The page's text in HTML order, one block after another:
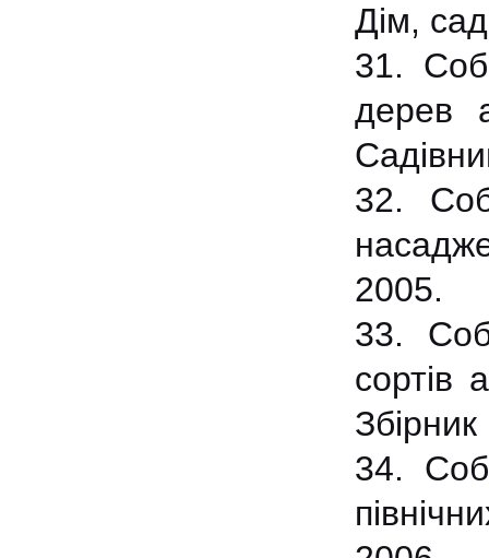
Дім,
31.
дерев
32.
2005.
33.
сортів
34.